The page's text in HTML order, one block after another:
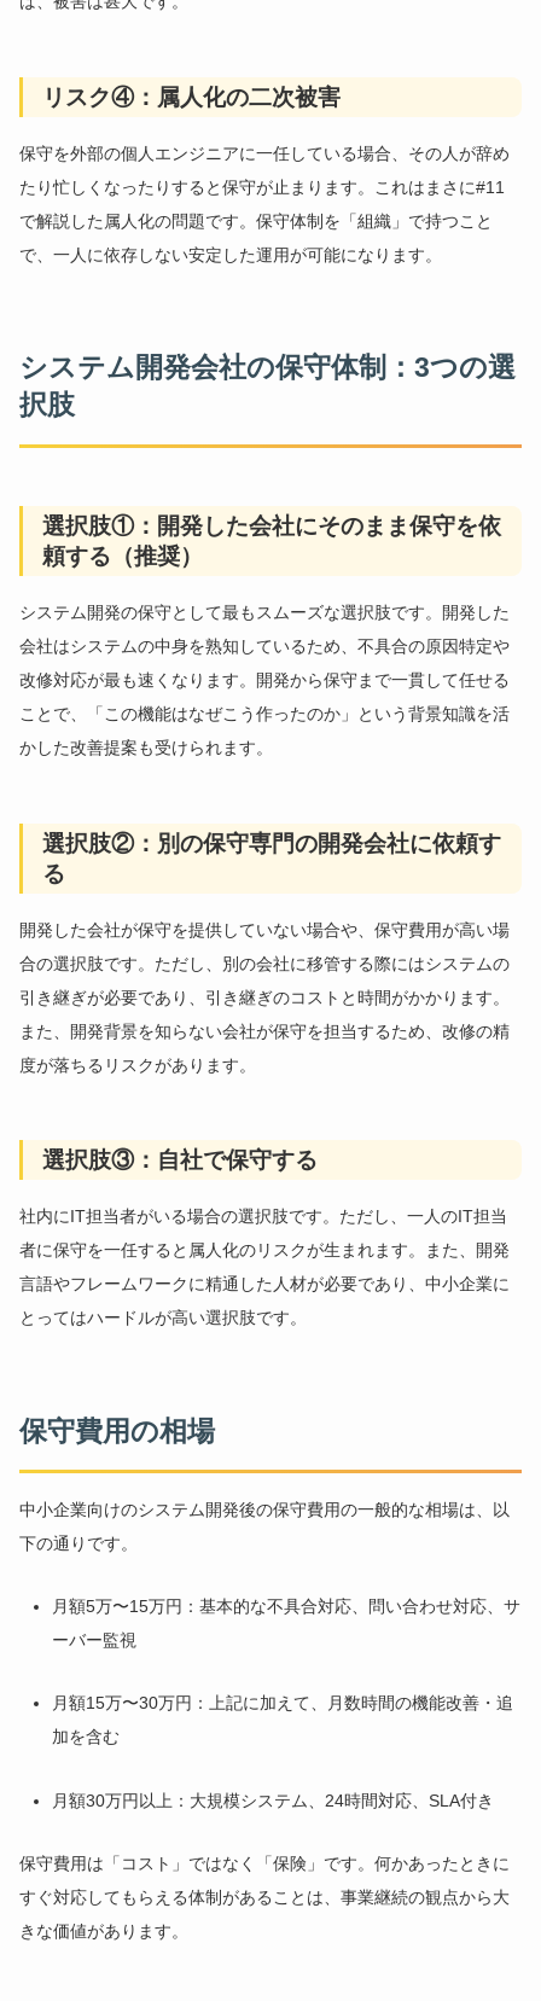
リスク④：属人化の二次被害
保守を外部の個人エンジニアに一任している場合、その人が辞め
たり忙しくなったりすると保守が止まります。これはまさに#11
で解説した属人化の問題です。保守体制を「組織」で持つこと
で、一人に依存しない安定した運用が可能になります。
システム開発会社の保守体制：3つの選
択肢
選択肢①：開発した会社にそのまま保守を依
頼する（推奨）
システム開発の保守として最もスムーズな選択肢です。開発した
会社はシステムの中身を熟知しているため、不具合の原因特定や
改修対応が最も速くなります。開発から保守まで一貫して任せる
ことで、「この機能はなぜこう作ったのか」という背景知識を活
かした改善提案も受けられます。
選択肢②：別の保守専門の開発会社に依頼す
る
開発した会社が保守を提供していない場合や、保守費用が高い場
合の選択肢です。ただし、別の会社に移管する際にはシステムの
引き継ぎが必要であり、引き継ぎのコストと時間がかかります。
また、開発背景を知らない会社が保守を担当するため、改修の精
度が落ちるリスクがあります。
選択肢③：自社で保守する
社内にIT担当者がいる場合の選択肢です。ただし、一人のIT担当
者に保守を一任すると属人化のリスクが生まれます。また、開発
言語やフレームワークに精通した人材が必要であり、中小企業に
とってはハードルが高い選択肢です。
保守費用の相場
中小企業向けのシステム開発後の保守費用の一般的な相場は、以
下の通りです。
月額5万〜15万円：基本的な不具合対応、問い合わせ対応、サ
ーバー監視
月額15万〜30万円：上記に加えて、月数時間の機能改善・追
加を含む
月額30万円以上：大規模システム、24時間対応、SLA付き
保守費用は「コスト」ではなく「保険」です。何かあったときに
すぐ対応してもらえる体制があることは、事業継続の観点から大
きな価値があります。